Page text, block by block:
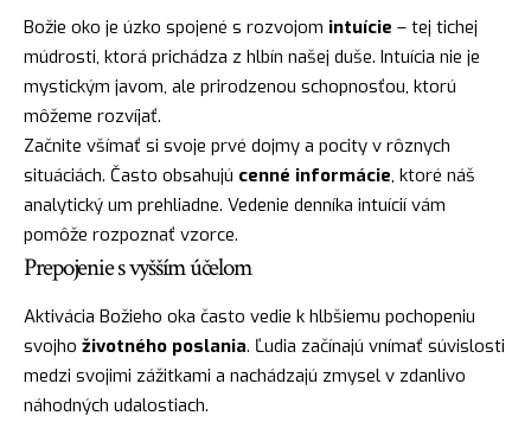
Božie oko je úzko spojené s rozvojom intuície – tej tichej
múdrosti, ktorá prichádza z hlbín našej duše. Intuícia nie je
mystickým javom, ale prirodzenou schopnosťou, ktorú
môžeme rozvíjať.
Začnite všímať si svoje prvé dojmy a pocity v rôznych
situáciách. Často obsahujú cenné informácie, ktoré náš
analytický um prehliadne. Vedenie denníka intuícií vám
pomôže rozpoznať vzorce.
Prepojenie s vyšším účelom
Aktivácia Božieho oka často vedie k hlbšiemu pochopeniu
svojho životného poslania. Ľudia začínajú vnímať súvislosti
medzi svojimi zážitkami a nachádzajú zmysel v zdanlivo
náhodných udalostiach.